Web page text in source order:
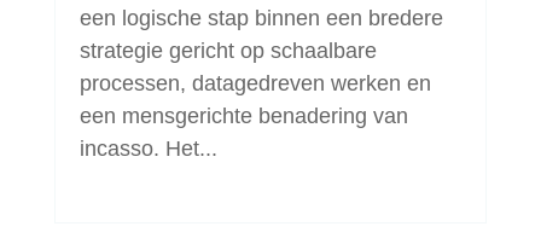
een logische stap binnen een bredere
strategie gericht op schaalbare
processen, datagedreven werken en
een mensgerichte benadering van
incasso. Het...